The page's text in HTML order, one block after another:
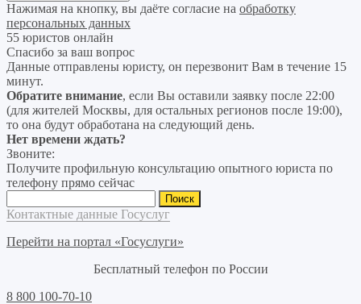
Нажимая на кнопку, вы даёте согласие на обработку
персональных данных
55 юристов онлайн
Спасибо за ваш вопрос
Данные отправлены юристу, он перезвонит Вам в течение 15
минут.
Обратите внимание, если Вы оставили заявку после 22:00
(для жителей Москвы, для остальных регионов после 19:00),
то она будут обработана на следующий день.
Нет времени ждать?
Звоните:
Получите профильную консультацию опытного юриста по
телефону прямо сейчас
Контактные данные Госуслуг
Перейти на портал «Госуслуги»
Бесплатный телефон по России
8 800 100-70-10